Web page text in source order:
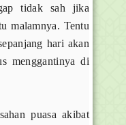
tidak sah jika
malamnya. Tentu
hari akan
menggantinya di
puasa akibat